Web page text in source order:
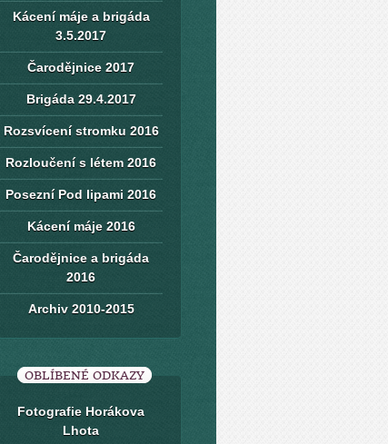
Kácení máje a brigáda
3.5.2017
Čarodějnice 2017
Brigáda 29.4.2017
Rozsvícení stromku 2016
Rozloučení s létem 2016
Posezní Pod lipami 2016
Kácení máje 2016
Čarodějnice a brigáda
2016
Archiv 2010-2015
OBLÍBENÉ ODKAZY
Fotografie Horákova
Lhota